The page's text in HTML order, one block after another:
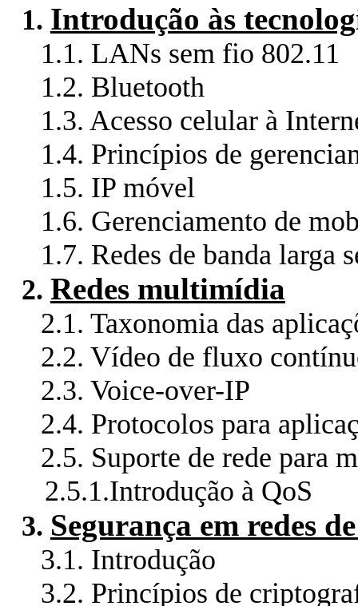
1. Introdução às
1.1. LANs sem fio 802.11
1.2. Bluetooth
1.3. Acesso celular à
1.4. Princípios de
1.5. IP móvel
1.6. Gerenciamento de
1.7. Redes de banda larga
2. Redes multimídia
2.1.Taxonomia das
2.2.Vídeo de fluxo
2.3.Voice-over-IP
2.4. Protocolos para
2.5. Suporte de rede para
2.5.1.Introdução à QoS
3. Segurança em redes
3.1. Introdução
3.2. Princípios de